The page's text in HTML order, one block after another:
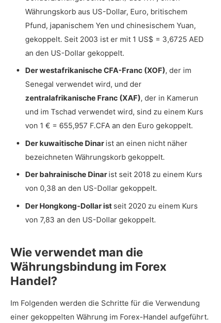
Währungskorb aus US-Dollar, Euro, britischem
Pfund, japanischem Yen und chinesischem Yuan,
gekoppelt. Seit 2003 ist er mit 1 US$ = 3,6725 AED
an den US-Dollar gekoppelt.
Der westafrikanische CFA-Franc (XOF), der im
Senegal verwendet wird, und der
zentralafrikanische Franc (XAF), der in Kamerun
und im Tschad verwendet wird, sind zu einem Kurs
von 1 € = 655,957 F.CFA an den Euro gekoppelt.
Der kuwaitische Dinar ist an einen nicht näher
bezeichneten Währungskorb gekoppelt.
Der bahrainische Dinar ist seit 2018 zu einem Kurs
von 0,38 an den US-Dollar gekoppelt.
Der Hongkong-Dollar ist seit 2020 zu einem Kurs
von 7,83 an den US-Dollar gekoppelt.
Wie verwendet man die
Währungsbindung im Forex
Handel?
Im Folgenden werden die Schritte für die Verwendung
einer gekoppelten Währung im Forex-Handel aufgeführt.